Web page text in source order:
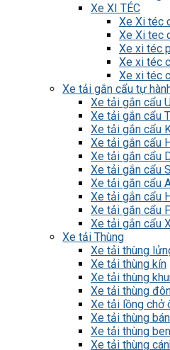
Xe XI TÉC
Xe Xi téc
Xe Xi tec
Xe xi téc
Xe xi téc
Xe xi téc
Xe tải gắn cẩu tự
Xe tải gắn cẩu
Xe tải gắn cẩu
Xe tải gắn cẩu
Xe tải gắn cẩu
Xe tải gắn cẩu
Xe tải gắn cẩu
Xe tải gắn cẩu
Xe tải gắn cẩu
Xe tải gắn cẩu
Xe tải gắn cẩu
Xe tải Thùng
Xe tải thùng
Xe tải thùng kín
Xe tải thùng
Xe tải thùng
Xe tải lồng chở
Xe tải thùng
Xe tải thùng
Xe tải thùng